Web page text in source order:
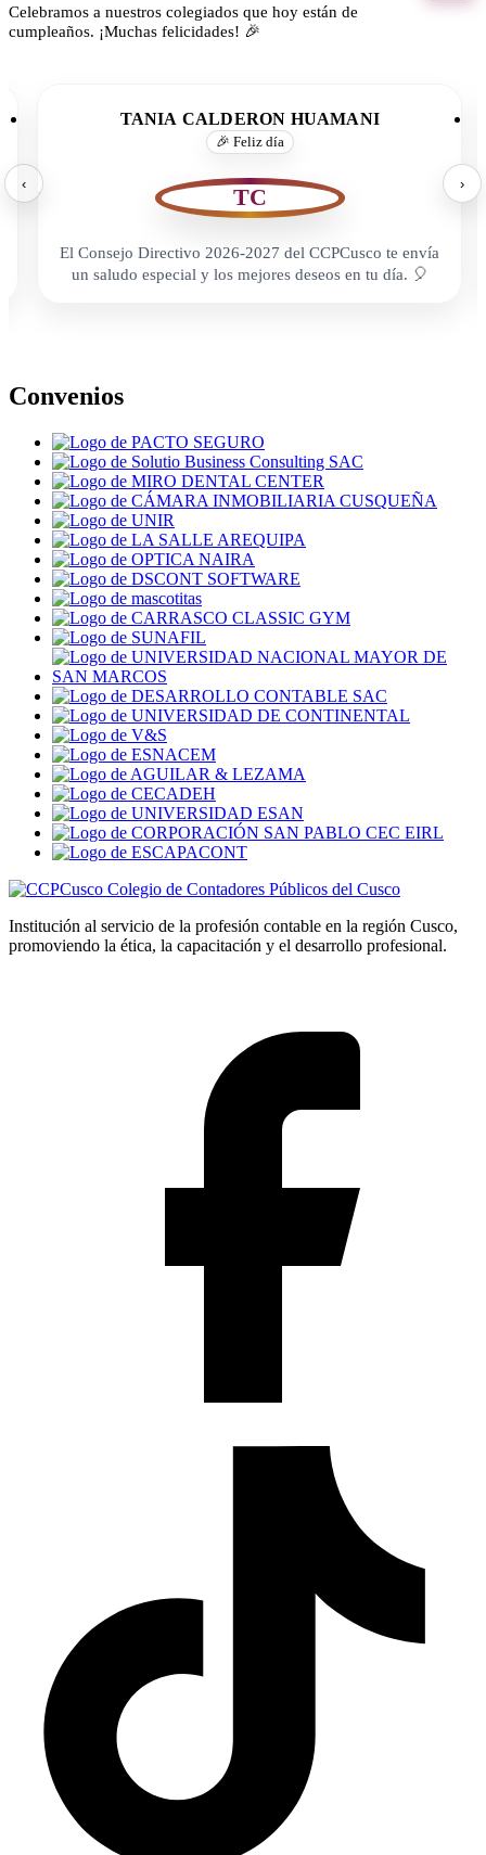
Celebramos a nuestros colegiados que hoy están de
cumpleaños. ¡Muchas felicidades! 🎉
‹
TANIA CALDERON HUAMANI
🎉 Feliz día
TC
El Consejo Directivo 2026-2027 del CCPCusco te envía
un saludo especial y los mejores deseos en tu día. 🎈
›
Convenios
Colegio de Contadores Públicos del Cusco
Institución al servicio de la profesión contable en la región Cusco,
promoviendo la ética, la capacitación y el desarrollo profesional.